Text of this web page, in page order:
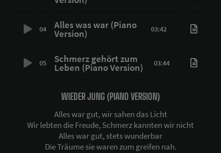
04 Alles was war (Piano
Version) 03:42
05 Schmerz gehört zum
Leben (Piano Version) 03:44
WIEDER JUNG (PIANO VERSION)
Alles war gut, wir sahen das Licht
Wir lebten die Freude, Schmerz kannten wir nicht
Alles war gut, stets wunderbar
Die Träume sie waren zum greifen nah.